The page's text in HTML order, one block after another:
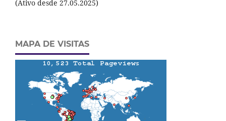
(Ativo desde 27.05.2025)
MAPA DE VISITAS